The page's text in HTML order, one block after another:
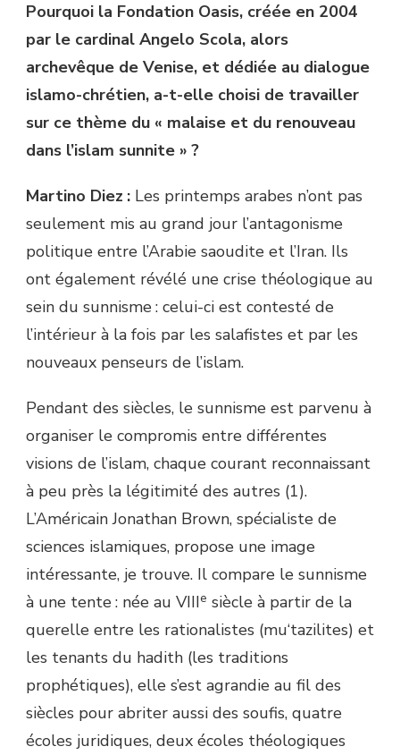
Pourquoi la Fondation Oasis, créée en 2004
par le cardinal Angelo Scola, alors
archevêque de Venise, et dédiée au dialogue
islamo-chrétien, a-t-elle choisi de travailler
sur ce thème du « malaise et du renouveau
dans l’islam sunnite » ?
Martino Diez : Les printemps arabes n’ont pas
seulement mis au grand jour l’antagonisme
politique entre l’Arabie saoudite et l’Iran. Ils
ont également révélé une crise théologique au
sein du sunnisme : celui-ci est contesté de
l’intérieur à la fois par les salafistes et par les
nouveaux penseurs de l’islam.
Pendant des siècles, le sunnisme est parvenu à
organiser le compromis entre différentes
visions de l’islam, chaque courant reconnaissant
à peu près la légitimité des autres (1).
L’Américain Jonathan Brown, spécialiste de
sciences islamiques, propose une image
intéressante, je trouve. Il compare le sunnisme
à une tente : née au VIIIe siècle à partir de la
querelle entre les rationalistes (mu‘tazilites) et
les tenants du hadith (les traditions
prophétiques), elle s’est agrandie au fil des
siècles pour abriter aussi des soufis, quatre
écoles juridiques, deux écoles théologiques